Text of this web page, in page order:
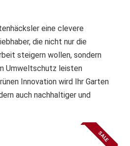
eine clevere
die nicht nur die
steigern wollen, sondern
Umweltschutz leisten
Innovation wird Ihr Garten
auch nachhaltiger und
SALE